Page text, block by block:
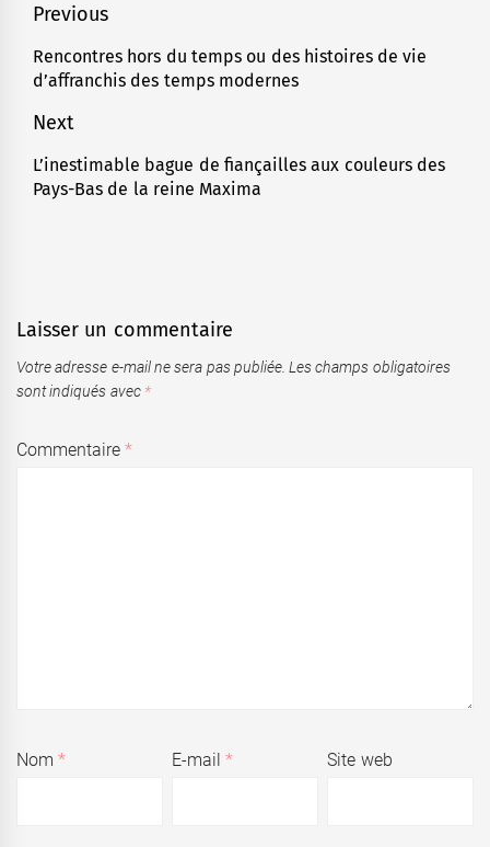
Navigation
de
l’article
Previous
Previous
post:
Rencontres hors du temps ou des histoires de vie
d’affranchis des temps modernes
Next
Next
post:
L’inestimable bague de fiançailles aux couleurs des
Pays-Bas de la reine Maxima
Laisser un commentaire
Votre adresse e-mail ne sera pas publiée. Les champs obligatoires
sont indiqués avec *
Commentaire*
Nom* E-mail* Site web